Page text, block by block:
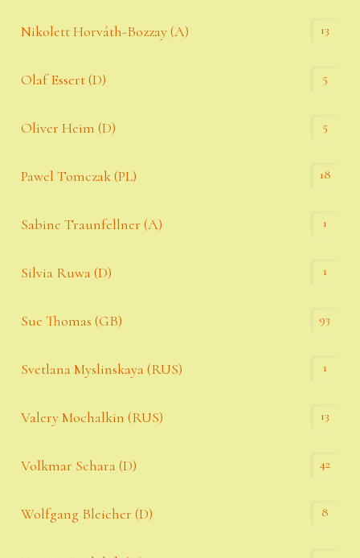
Nikolett Horváth-Bozzay (A) 13
Olaf Essert (D) 5
Oliver Heim (D) 5
Pawel Tomczak (PL) 18
Sabine Traunfellner (A) 1
Silvia Ruwa (D) 1
Sue Thomas (GB) 93
Svetlana Myslinskaya (RUS) 1
Valery Mochalkin (RUS) 13
Volkmar Schara (D) 42
Wolfgang Bleicher (D) 8